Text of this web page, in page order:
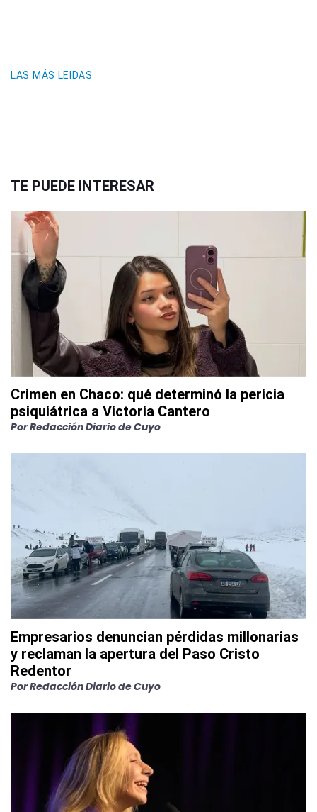
LAS MÁS LEIDAS
TE PUEDE INTERESAR
Crimen en Chaco: qué determinó la pericia
psiquiátrica a Victoria Cantero
PorRedacción Diario de Cuyo
Empresarios denuncian pérdidas millonarias
y reclaman la apertura del Paso Cristo
Redentor
PorRedacción Diario de Cuyo